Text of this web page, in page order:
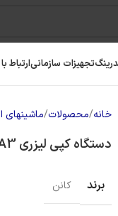
تجهیزات سازمانیارتباط
خانه محصولات ماشینهای
دستگاه کپی لیزری A3 کنون 2425
برند کانن